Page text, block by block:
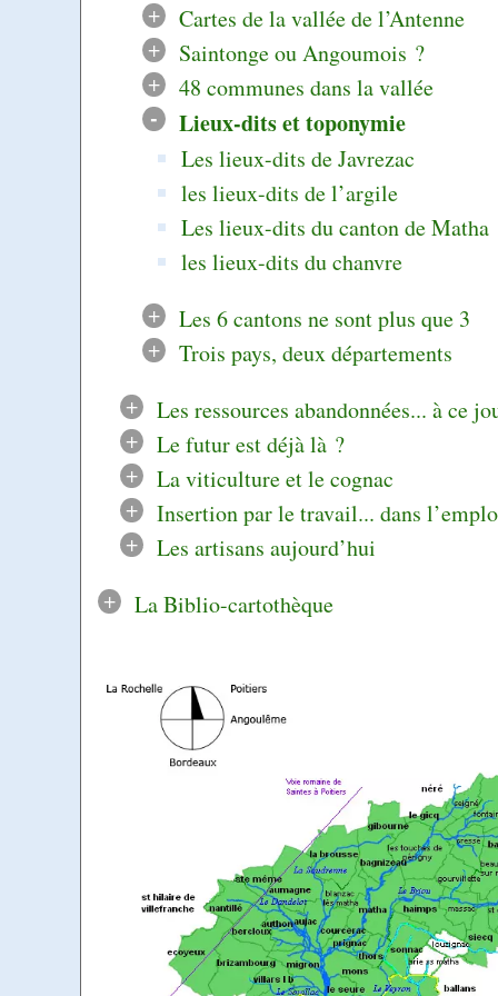
+
Cartes de la vallée de l’Antenne
+
Saintonge ou Angoumois ?
+
48 communes dans la vallée
- Lieux-dits et toponymie
Les lieux-dits de Javrezac
les lieux-dits de l’argile
Les lieux-dits du canton de Matha
les lieux-dits du chanvre
+
Les 6 cantons ne sont plus que 3
+
Trois pays, deux départements
+
Les ressources abandonnées... à ce
+
Le futur est déjà là ?
+
La viticulture et le cognac
+
Insertion par le travail... dans
+
Les artisans aujourd’hui
+
La Biblio-cartothèque